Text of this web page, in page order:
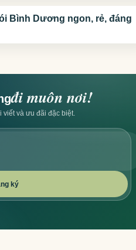
Bình Dương ngon, rẻ, đáng
đi muôn nơi!
viết và ưu đãi đặc biệt.
ký